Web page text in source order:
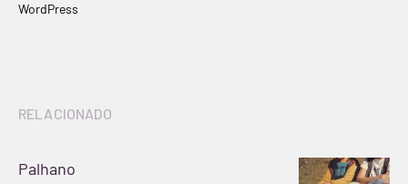
WordPress
RELACIONADO
Palhano